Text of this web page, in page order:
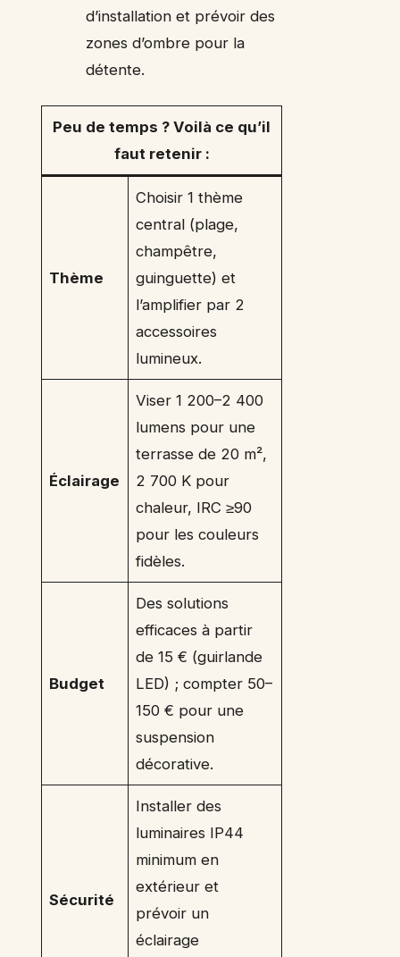
d’installation et prévoir des
zones d’ombre pour la
détente.
Peu de temps ? Voilà ce qu’il
faut retenir :
Thème
Choisir 1 thème
central (plage,
champêtre,
guinguette) et
l’amplifier par 2
accessoires
lumineux.
Éclairage
Viser 1 200–2 400
lumens pour une
terrasse de 20 m²,
2 700 K pour
chaleur, IRC ≥90
pour les couleurs
fidèles.
Budget
Des solutions
efficaces à partir
de 15 € (guirlande
LED) ; compter 50–
150 € pour une
suspension
décorative.
Sécurité
Installer des
luminaires IP44
minimum en
extérieur et
prévoir un
éclairage